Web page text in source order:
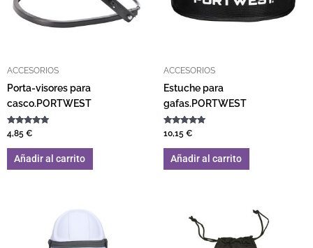
ACCESORIOS
Porta-visores para
casco.PORTWEST
Valorado con
5.00
de 5
4,85 €
Añadir al carrito
ACCESORIOS
Estuche para
gafas.PORTWEST
Valorado con
5.00
de 5
10,15 €
Añadir al carrito